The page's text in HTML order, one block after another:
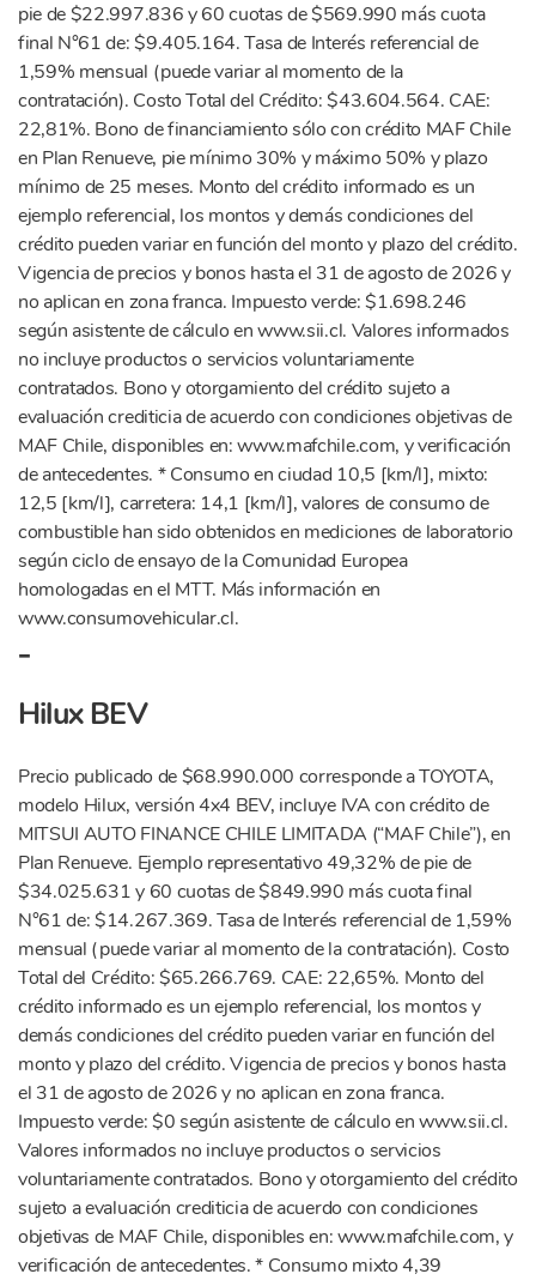
pie de $22.997.836 y 60 cuotas de $569.990 más cuota
final N°61 de: $9.405.164. Tasa de Interés referencial de
1,59% mensual (puede variar al momento de la
contratación). Costo Total del Crédito: $43.604.564. CAE:
22,81%. Bono de financiamiento sólo con crédito MAF Chile
en Plan Renueve, pie mínimo 30% y máximo 50% y plazo
mínimo de 25 meses. Monto del crédito informado es un
ejemplo referencial, los montos y demás condiciones del
crédito pueden variar en función del monto y plazo del crédito.
Vigencia de precios y bonos hasta el 31 de agosto de 2026 y
no aplican en zona franca. Impuesto verde: $1.698.246
según asistente de cálculo en www.sii.cl. Valores informados
no incluye productos o servicios voluntariamente
contratados. Bono y otorgamiento del crédito sujeto a
evaluación crediticia de acuerdo con condiciones objetivas de
MAF Chile, disponibles en: www.mafchile.com, y verificación
de antecedentes. * Consumo en ciudad 10,5 [km/l], mixto:
12,5 [km/l], carretera: 14,1 [km/l], valores de consumo de
combustible han sido obtenidos en mediciones de laboratorio
según ciclo de ensayo de la Comunidad Europea
homologadas en el MTT. Más información en
www.consumovehicular.cl.
-
Hilux BEV
Precio publicado de $68.990.000 corresponde a TOYOTA,
modelo Hilux, versión 4x4 BEV, incluye IVA con crédito de
MITSUI AUTO FINANCE CHILE LIMITADA (“MAF Chile”), en
Plan Renueve. Ejemplo representativo 49,32% de pie de
$34.025.631 y 60 cuotas de $849.990 más cuota final
N°61 de: $14.267.369. Tasa de Interés referencial de 1,59%
mensual (puede variar al momento de la contratación). Costo
Total del Crédito: $65.266.769. CAE: 22,65%. Monto del
crédito informado es un ejemplo referencial, los montos y
demás condiciones del crédito pueden variar en función del
monto y plazo del crédito. Vigencia de precios y bonos hasta
el 31 de agosto de 2026 y no aplican en zona franca.
Impuesto verde: $0 según asistente de cálculo en www.sii.cl.
Valores informados no incluye productos o servicios
voluntariamente contratados. Bono y otorgamiento del crédito
sujeto a evaluación crediticia de acuerdo con condiciones
objetivas de MAF Chile, disponibles en: www.mafchile.com, y
verificación de antecedentes. * Consumo mixto 4,39